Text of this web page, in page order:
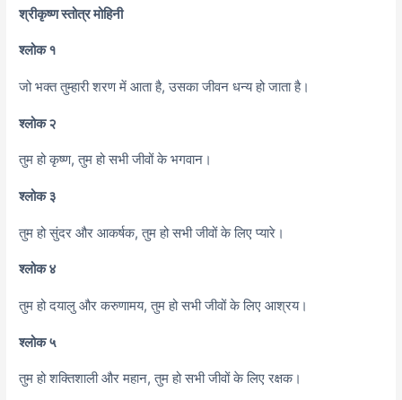
श्रीकृष्ण स्तोत्र मोहिनी
श्लोक १
जो भक्त तुम्हारी शरण में आता है, उसका जीवन धन्य हो जाता है।
श्लोक २
तुम हो कृष्ण, तुम हो सभी जीवों के भगवान।
श्लोक ३
तुम हो सुंदर और आकर्षक, तुम हो सभी जीवों के लिए प्यारे।
श्लोक ४
तुम हो दयालु और करुणामय, तुम हो सभी जीवों के लिए आश्रय।
श्लोक ५
तुम हो शक्तिशाली और महान, तुम हो सभी जीवों के लिए रक्षक।